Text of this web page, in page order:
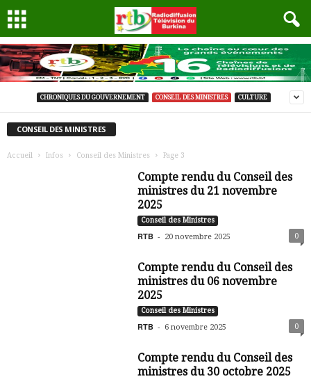
CHRONIQUES DU GOUVERNEMENT CONSEIL DES MINISTRES CULTURE
CONSEIL DES MINISTRES
Accueil Infos Conseil des Ministres Page 3
Compte rendu du Conseil des
ministres du 21 novembre
2025
Conseil des Ministres
RTB - 20 novembre 2025 0
Compte rendu du Conseil des
ministres du 06 novembre
2025
Conseil des Ministres
RTB - 6 novembre 2025 0
Compte rendu du Conseil des
ministres du 30 octobre 2025